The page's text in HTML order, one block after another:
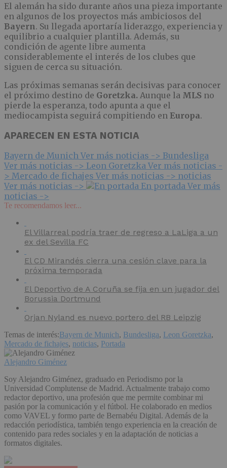
El alemán ha sido durante años una pieza importante
en algunos de los proyectos más ambiciosos del
Bayern. Su llegada aportaría liderazgo, experiencia y
equilibrio a cualquier plantilla. Además, su
condición de agente libre aumenta
considerablemente el interés de los clubes que
siguen de cerca su situación.
Las próximas semanas serán decisivas para conocer
el próximo destino de Goretzka. Aunque la MLS no
pierde la esperanza, todo apunta a que el
mediocampista seguirá compitiendo en Europa.
APARECEN EN ESTA NOTICIA
Bayern de Munich Ver más noticias -> Bundesliga
Ver más noticias -> Leon Goretzka Ver más noticias -
> Mercado de fichajes Ver más noticias -> noticias
Ver más noticias ->
En portada Ver más
noticias ->
Te recomendamos leer...
El Villarreal podría traer de regreso a LaLiga a un
ex del Sevilla FC
El CD Mirandés cierra una cesión clave para la
próxima temporada
El Deportivo de A Coruña se fija en un jugador del
Borussia Dortmund
Orjan Nyland es nuevo portero del RB Leipzig
Temas de interés:Bayern de Munich, Bundesliga, Leon Goretzka,
Mercado de fichajes, noticias, Portada
Alejandro Giménez
Soy Alejandro Giménez, graduado en Periodismo por la
Universidad Complutense de Madrid. Actualmente trabajo como
redactor deportivo, una profesión que me permite combinar mi
pasión por la comunicación y el fútbol. He colaborado en medios
como VAVEL y formo parte de Bernabéu Digital. Además de la
redacción periodística, también tengo experiencia en la creación de
contenido para redes sociales y en la adaptación de noticias a
formatos digitales.